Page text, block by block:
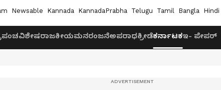
Newsable Kannada KannadaPrabha Telugu Tamil Bangla Hindi
ವಿಶೇಷರಾಜಕೀಯಮನರಂಜನೆಅಪರಾಧಕ್ರೀಡೆಕರ್ನಾಟಕಇ- ಪೇಪರ್